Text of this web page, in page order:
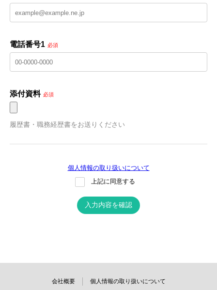
電話番号1 必須
添付資料 必須
履歴書・職務経歴書をお送りください
個人情報の取り扱いについて
上記に同意する
入力内容を確認
会社概要 個人情報の取り扱いについて